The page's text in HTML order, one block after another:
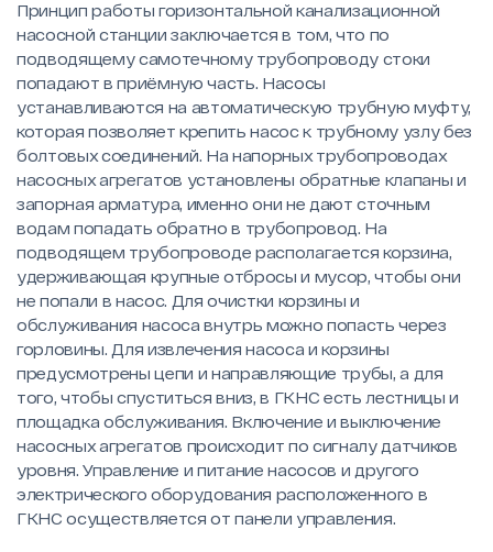
Принцип работы горизонтальной канализационной
насосной станции заключается в том, что по
подводящему самотечному трубопроводу стоки
попадают в приёмную часть. Насосы
устанавливаются на автоматическую трубную муфту,
которая позволяет крепить насос к трубному узлу без
болтовых соединений. На напорных трубопроводах
насосных агрегатов установлены обратные клапаны и
запорная арматура, именно они не дают сточным
водам попадать обратно в трубопровод. На
подводящем трубопроводе располагается корзина,
удерживающая крупные отбросы и мусор, чтобы они
не попали в насос. Для очистки корзины и
обслуживания насоса внутрь можно попасть через
горловины. Для извлечения насоса и корзины
предусмотрены цепи и направляющие трубы, а для
того, чтобы спуститься вниз, в ГКНС есть лестницы и
площадка обслуживания. Включение и выключение
насосных агрегатов происходит по сигналу датчиков
уровня. Управление и питание насосов и другого
электрического оборудования расположенного в
ГКНС осуществляется от панели управления.